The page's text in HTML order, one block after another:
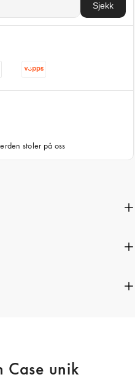
Sjekk
stoler på oss
Case unik